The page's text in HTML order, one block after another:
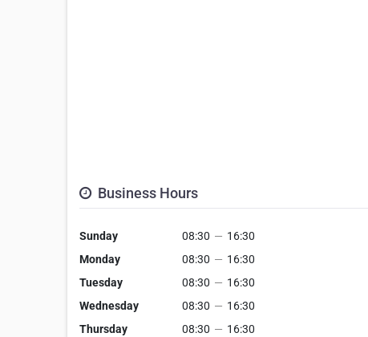
Business Hours
Sunday 08:30 — 16:30
Monday
08:30 — 16:30
Tuesday
08:30 — 16:30
Wednesday
08:30 — 16:30
Thursday
08:30 — 16:30